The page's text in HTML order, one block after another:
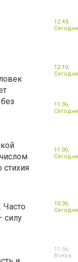
стихия
силу
12:43,
Сегодня
12:10,
Сегодня
11:36,
Сегодня
11:00,
Сегодня
10:36,
Сегодня
11:56,
Вчера